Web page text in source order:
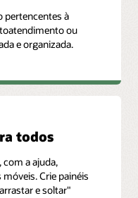
pertencentes à
ou
e organizada.
todos
a ajuda,
Crie painéis
e soltar"